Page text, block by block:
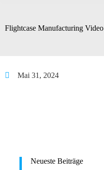
Flightcase Manufacturing Video
Mai 31, 2024
Neueste Beiträge